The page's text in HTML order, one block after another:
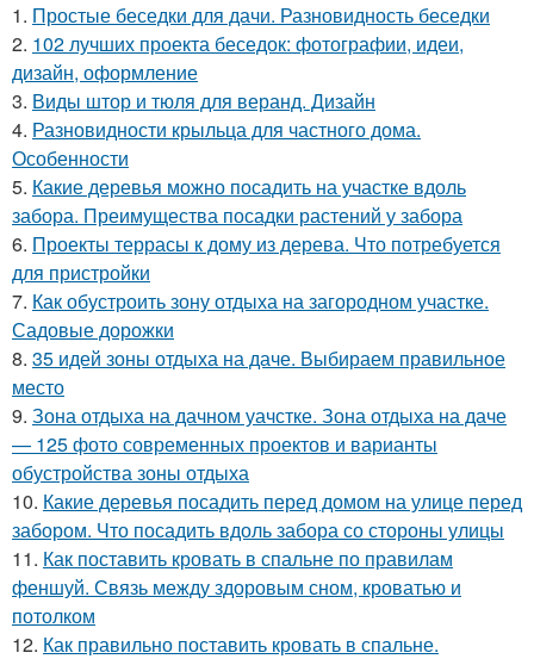
1. Простые беседки для дачи. Разновидность беседки
2. 102 лучших проекта беседок: фотографии, идеи,
дизайн, оформление
3. Виды штор и тюля для веранд. Дизайн
4. Разновидности крыльца для частного дома.
Особенности
5. Какие деревья можно посадить на участке вдоль
забора. Преимущества посадки растений у забора
6. Проекты террасы к дому из дерева. Что потребуется
для пристройки
7. Как обустроить зону отдыха на загородном участке.
Садовые дорожки
8. 35 идей зоны отдыха на даче. Выбираем правильное
место
9. Зона отдыха на дачном уачстке. Зона отдыха на даче
— 125 фото современных проектов и варианты
обустройства зоны отдыха
10. Какие деревья посадить перед домом на улице перед
забором. Что посадить вдоль забора со стороны улицы
11. Как поставить кровать в спальне по правилам
феншуй. Связь между здоровым сном, кроватью и
потолком
12. Как правильно поставить кровать в спальне.